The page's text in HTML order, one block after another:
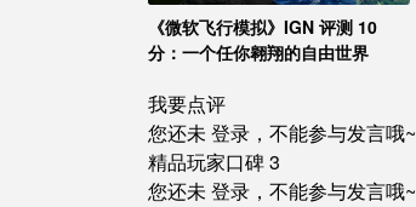
《微软飞行模拟》IGN 评测 10
分：一个任你翱翔的自由世界
我要点评
您还未 登录 ，不能参与发言哦~
精品玩家口碑 3
您还未 登录 ，不能参与发言哦~